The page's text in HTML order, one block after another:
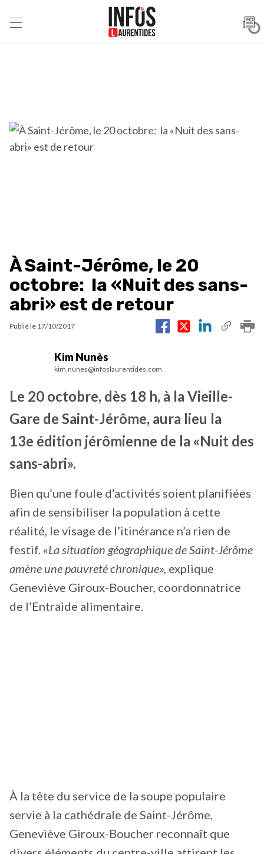
À Saint-Jérôme, le 20
octobre: la «Nuit des sans-
abri» est de retour
Publié le 17/10/2017
Kim Nunès
kim.nunes@infoslaurentides.com
Le 20 octobre, dès 18 h, à la Vieille-
Gare de Saint-Jérôme, aura lieu la
13e édition jérômienne de la «Nuit des
sans-abri».
Bien qu’une foule d’activités soient planifiées
afin de sensibiliser la population à cette
réalité, le visage de l’itinérance n’a rien de
festif. «La situation géographique de Saint-Jérôme
amène une pauvreté chronique», explique
Geneviève Giroux-Boucher, coordonnatrice
de l’Entraide alimentaire.
À la tête du service de la soupe populaire
servie à la cathédrale de Saint-Jérôme,
Geneviève Giroux-Boucher reconnaît que